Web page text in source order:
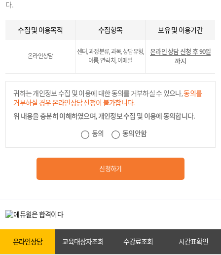
다.
수집 및 이용목적 수집항목 보유 및 이용기간
온라인상담
센터, 과정분류, 과목, 상담유형,
이름, 연락처, 이메일
온라인 상담 신청 후 90일
까지
귀하는 개인정보 수집 및 이용에 대한 동의를 거부하실 수 있으나,동의를
거부하실 경우 온라인상담 신청이 불가합니다.
위 내용을 충분히 이해하였으며, 개인정보 수집 및 이용에 동의합니다.
동의 동의안함
신청하기
원서접수
온라인상담 교육대상자조회 수강료조회 시간표확인